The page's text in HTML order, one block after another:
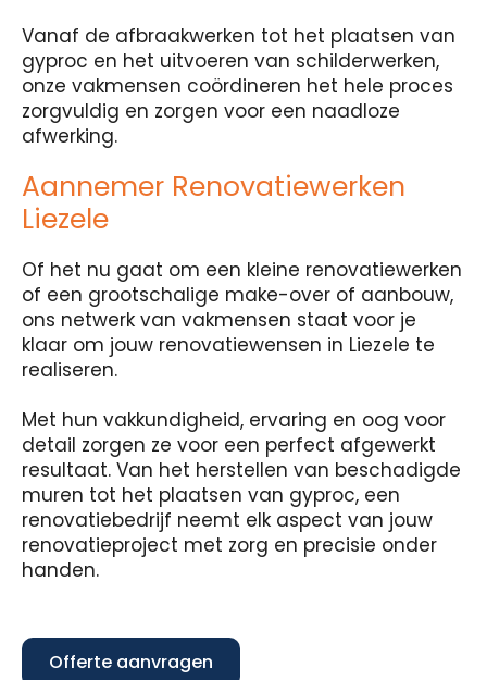
Vanaf de afbraakwerken tot het plaatsen van
gyproc en het uitvoeren van schilderwerken,
onze vakmensen coördineren het hele proces
zorgvuldig en zorgen voor een naadloze
afwerking.
Aannemer Renovatiewerken
Liezele
Of het nu gaat om een kleine renovatiewerken
of een grootschalige make-over of aanbouw,
ons netwerk van vakmensen staat voor je
klaar om jouw renovatiewensen in Liezele te
realiseren.
Met hun vakkundigheid, ervaring en oog voor
detail zorgen ze voor een perfect afgewerkt
resultaat. Van het herstellen van beschadigde
muren tot het plaatsen van gyproc, een
renovatiebedrijf neemt elk aspect van jouw
renovatieproject met zorg en precisie onder
handen.
Offerte aanvragen